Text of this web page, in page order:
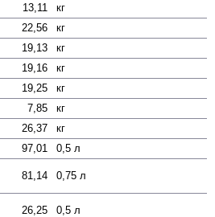
13,11
кг
22,56
кг
19,13
кг
19,16
кг
19,25
кг
7,85
кг
26,37
кг
97,01
0,5 л
81,14 0,75 л
26,25 0,5 л